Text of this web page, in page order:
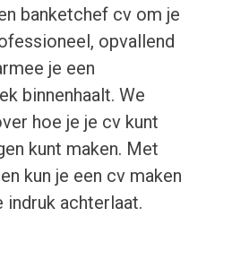
banketchef cv om je
opvallend
je een
binnenhaalt. We
hoe je je cv kunt
kunt maken. Met
kun je een cv maken
indruk achterlaat.